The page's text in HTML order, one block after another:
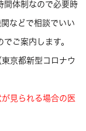
間体制なので必要時
などで相談でいい
ご案内します。
京都新型コロナウ
見られる場合の医